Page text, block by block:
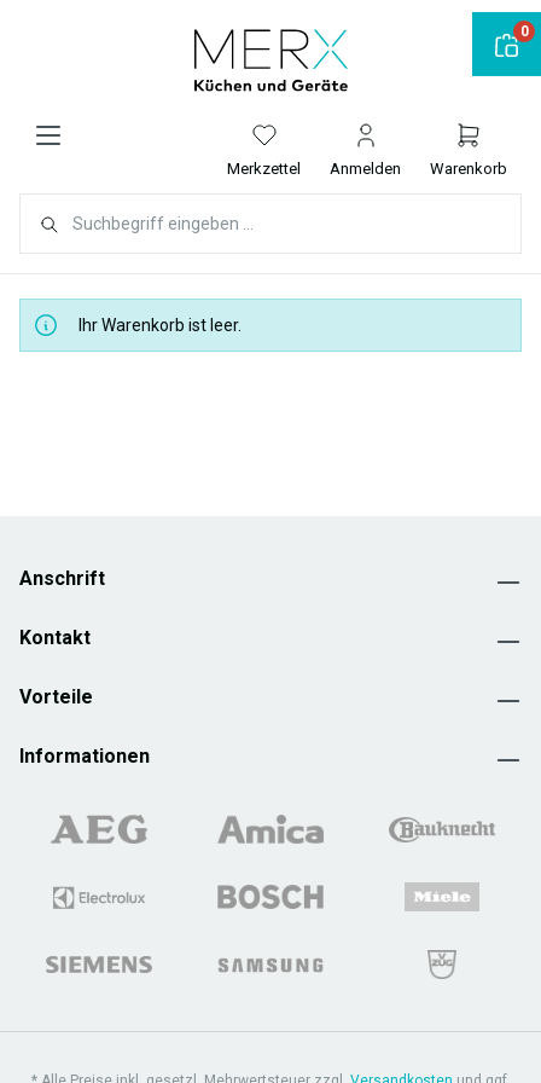
Merkzettel Anmelden Warenkorb
Ihr Warenkorb ist leer.
Anschrift
Kontakt
Vorteile
Informationen
0